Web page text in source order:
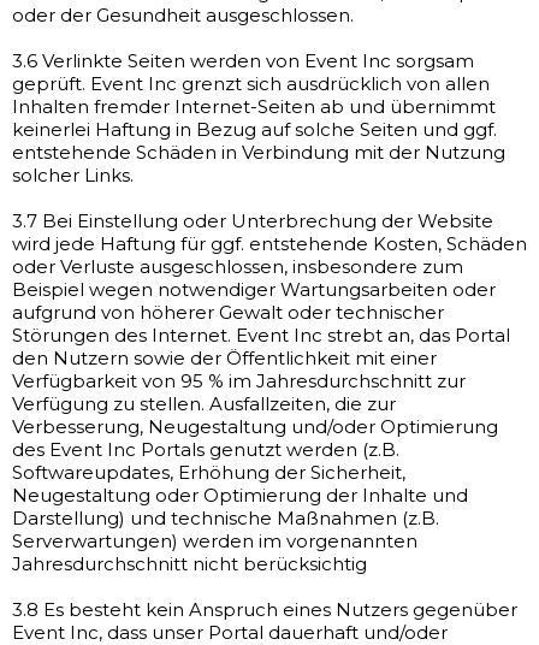
oder der Gesundheit ausgeschlossen.
3.6 Verlinkte Seiten werden von Event Inc sorgsam
geprüft. Event Inc grenzt sich ausdrücklich von allen
Inhalten fremder Internet-Seiten ab und übernimmt
keinerlei Haftung in Bezug auf solche Seiten und ggf.
entstehende Schäden in Verbindung mit der Nutzung
solcher Links.
3.7 Bei Einstellung oder Unterbrechung der Website
wird jede Haftung für ggf. entstehende Kosten, Schäden
oder Verluste ausgeschlossen, insbesondere zum
Beispiel wegen notwendiger Wartungsarbeiten oder
aufgrund von höherer Gewalt oder technischer
Störungen des Internet. Event Inc strebt an, das Portal
den Nutzern sowie der Öffentlichkeit mit einer
Verfügbarkeit von 95 % im Jahresdurchschnitt zur
Verfügung zu stellen. Ausfallzeiten, die zur
Verbesserung, Neugestaltung und/oder Optimierung
des Event Inc Portals genutzt werden (z.B.
Softwareupdates, Erhöhung der Sicherheit,
Neugestaltung oder Optimierung der Inhalte und
Darstellung) und technische Maßnahmen (z.B.
Serverwartungen) werden im vorgenannten
Jahresdurchschnitt nicht berücksichtig
3.8 Es besteht kein Anspruch eines Nutzers gegenüber
Event Inc, dass unser Portal dauerhaft und/oder